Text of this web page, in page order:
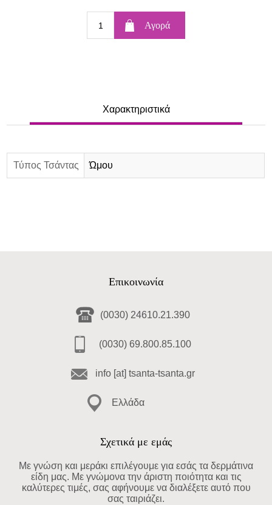
Χαρακτηριστικά
Τύπος Τσάντας Ώμου
Επικοινωνία
(0030) 24610.21.390
(0030) 69.800.85.100
info [at] tsanta-tsanta.gr
Ελλάδα
Σχετικά με εμάς
Με γνώση και μεράκι επιλέγουμε για εσάς τα δερμάτινα
είδη μας. Με γνώμονα την άριστη ποιότητα και τις
καλύτερες τιμές, σας αφήνουμε να διαλέξετε αυτό που
σας ταιριάζει.